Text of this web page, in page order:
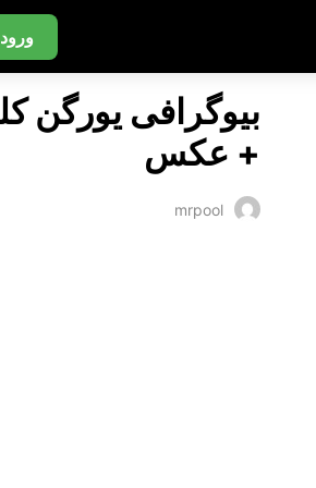
ورود
بیوگرافی یورگن
+ عکس
mrpool